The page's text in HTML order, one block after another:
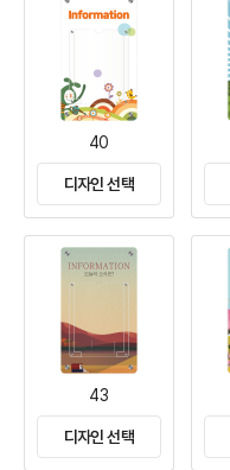
40
디자인 선택
43
디자인 선택